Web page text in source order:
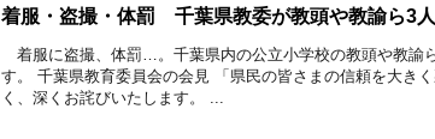
着服・盗撮・体罰 千葉県教委が教頭や教諭ら3
着服に盗撮、体罰…。千葉県内の公立小学校の教頭や教諭
す。 千葉県教育委員会の会見 「県民の皆さまの信頼を大き
く、深くお詫びいたします。 ...